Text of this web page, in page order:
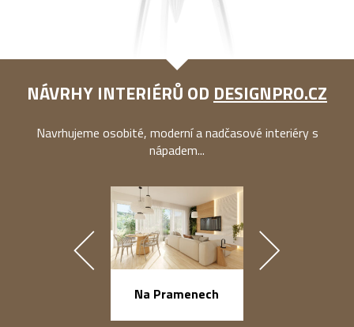
NÁVRHY INTERIÉRŮ OD DESIGNPRO.CZ
Navrhujeme osobité, moderní a nadčasové interiéry s
nápadem...
Na Pramenech